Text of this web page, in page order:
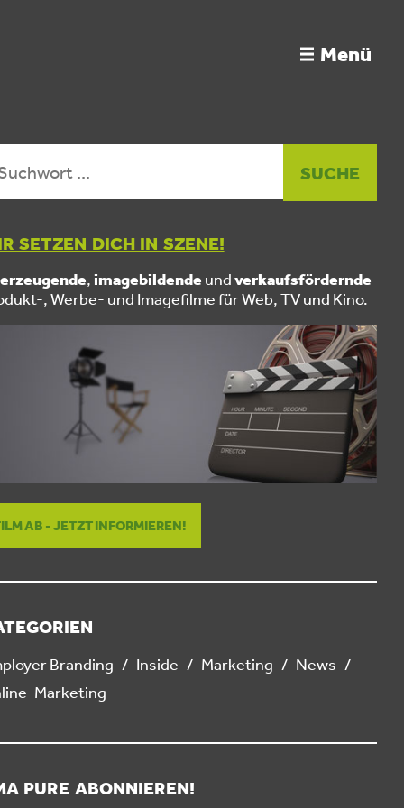
Menü
SETZEN DICH IN SZENE!
,imagebildende undverkaufsfördernde
, Werbe- und Imagefilme für Web, TV und Kino.
AB - JETZT INFORMIEREN!
Branding Inside Marketing
News
Marketing
PURE ABONNIEREN!